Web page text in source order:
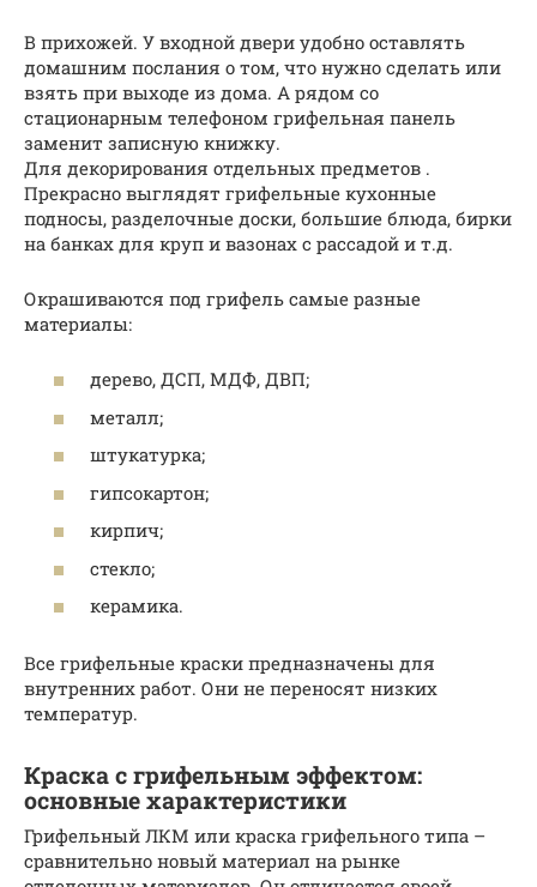
В прихожей. У входной двери удобно оставлять
домашним послания о том, что нужно сделать или
взять при выходе из дома. А рядом со
стационарным телефоном грифельная панель
заменит записную книжку.
Для декорирования отдельных предметов .
Прекрасно выглядят грифельные кухонные
подносы, разделочные доски, большие блюда, бирки
на банках для круп и вазонах с рассадой и т.д.
Окрашиваются под грифель самые разные
материалы:
дерево, ДСП, МДФ, ДВП;
металл;
штукатурка;
гипсокартон;
кирпич;
стекло;
керамика.
Все грифельные краски предназначены для
внутренних работ. Они не переносят низких
температур.
Краска с грифельным эффектом:
основные характеристики
Грифельный ЛКМ или краска грифельного типа –
сравнительно новый материал на рынке